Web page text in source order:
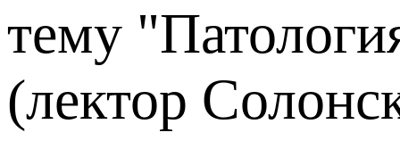
тему
(лектор